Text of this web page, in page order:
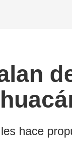
hace